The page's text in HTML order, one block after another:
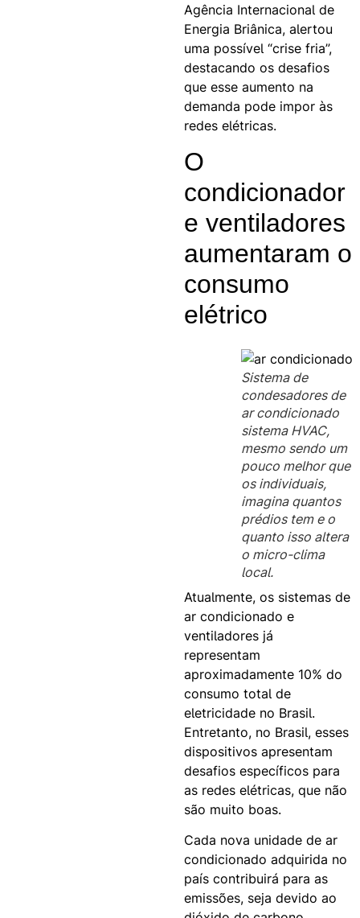
Agência Internacional de
Energia Briânica, alertou
uma possível “crise fria”,
destacando os desafios
que esse aumento na
demanda pode impor às
redes elétricas.
O
condicionador
e ventiladores
aumentaram o
consumo
elétrico
Sistema de
condesadores de
ar condicionado
sistema HVAC,
mesmo sendo um
pouco melhor que
os individuais,
imagina quantos
prédios tem e o
quanto isso altera
o micro-clima
local.
Atualmente, os sistemas de
ar condicionado e
ventiladores já
representam
aproximadamente 10% do
consumo total de
eletricidade no Brasil.
Entretanto, no Brasil, esses
dispositivos apresentam
desafios específicos para
as redes elétricas, que não
são muito boas.
Cada nova unidade de ar
condicionado adquirida no
país contribuirá para as
emissões, seja devido ao